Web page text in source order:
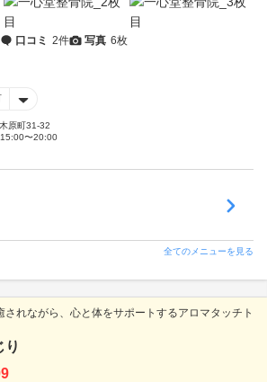
口コミ 2件 写真 6枚
原町31-32
〜20:00
全てのメニューを見る
されながら、心と体をサポートするアロマタッチト
り